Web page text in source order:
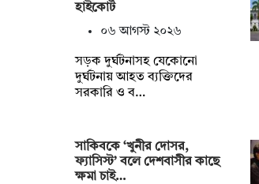
হাইকোর্ট
০৬ আগস্ট ২০২৬
সড়ক দুর্ঘটনাসহ যেকোনো
দুর্ঘটনায় আহত ব্যক্তিদের
সরকারি ও ব…
সাকিবকে ‘খুনীর দোসর,
ফ্যাসিস্ট’ বলে দেশবাসীর কাছে
ক্ষমা চাই…